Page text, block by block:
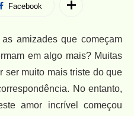
Facebook
amizades que começam
em algo mais? Muitas
ser muito mais triste do que
No entanto,
amor incrível começou